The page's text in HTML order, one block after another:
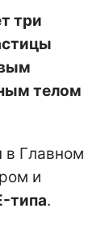
три
телом
в Главном
и
типа.